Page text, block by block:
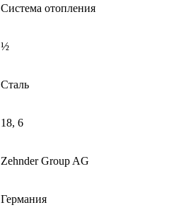
Система отопления
½
Сталь
18, 6
Zehnder Group AG
Германия